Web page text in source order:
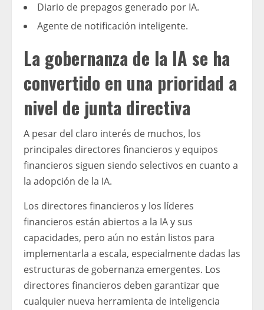
Diario de prepagos generado por IA.
Agente de notificación inteligente.
La gobernanza de la IA se ha
convertido en una prioridad a
nivel de junta directiva
A pesar del claro interés de muchos, los
principales directores financieros y equipos
financieros siguen siendo selectivos en cuanto a
la adopción de la IA.
Los directores financieros y los líderes
financieros están abiertos a la IA y sus
capacidades, pero aún no están listos para
implementarla a escala, especialmente dadas las
estructuras de gobernanza emergentes. Los
directores financieros deben garantizar que
cualquier nueva herramienta de inteligencia